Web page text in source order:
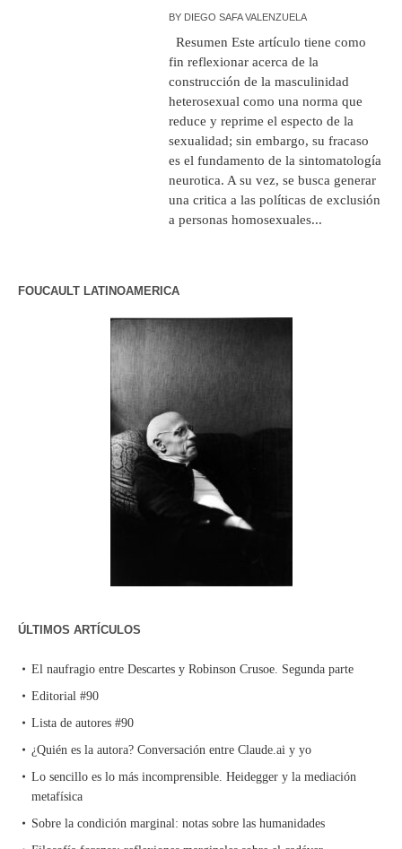
BY DIEGO SAFA VALENZUELA
Resumen Este artículo tiene como
fin reflexionar acerca de la
construcción de la masculinidad
heterosexual como una norma que
reduce y reprime el especto de la
sexualidad; sin embargo, su fracaso
es el fundamento de la sintomatología
neurotica. A su vez, se busca generar
una critica a las políticas de exclusión
a personas homosexuales...
FOUCAULT LATINOAMERICA
ÚLTIMOS ARTÍCULOS
El naufragio entre Descartes y Robinson Crusoe. Segunda parte
Editorial #90
Lista de autores #90
¿Quién es la autora? Conversación entre Claude.ai y yo
Lo sencillo es lo más incomprensible. Heidegger y la mediación
metafísica
Sobre la condición marginal: notas sobre las humanidades